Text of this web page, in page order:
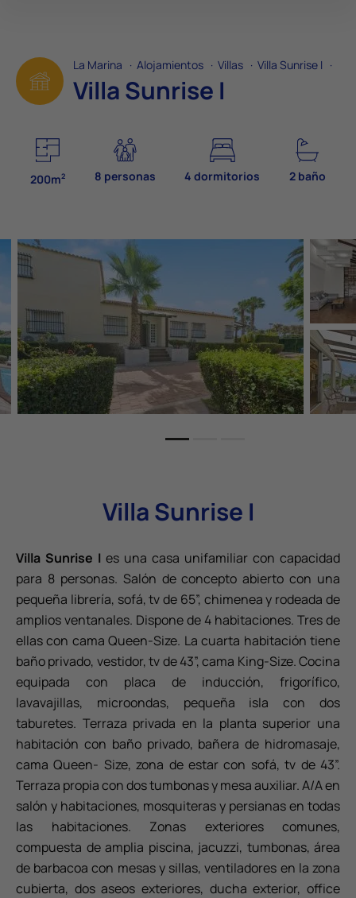
La Marina · Alojamientos · Villas · Villa Sunrise I ·
Villa Sunrise I
200m2 8 personas 4 dormitorios 2 baño
Villa Sunrise I
Villa Sunrise I es una casa unifamiliar con capacidad
para 8 personas. Salón de concepto abierto con una
pequeña librería, sofá, tv de 65”, chimenea y rodeada de
amplios ventanales. Dispone de 4 habitaciones. Tres de
ellas con cama Queen-Size. La cuarta habitación tiene
baño privado, vestidor, tv de 43”, cama King-Size. Cocina
equipada con placa de inducción, frigorífico,
lavavajillas, microondas, pequeña isla con dos
taburetes. Terraza privada en la planta superior una
habitación con baño privado, bañera de hidromasaje,
cama Queen- Size, zona de estar con sofá, tv de 43”.
Terraza propia con dos tumbonas y mesa auxiliar. A/A en
salón y habitaciones, mosquiteras y persianas en todas
las habitaciones. Zonas exteriores comunes,
compuesta de amplia piscina, jacuzzi, tumbonas, área
de barbacoa con mesas y sillas, ventiladores en la zona
cubierta, dos aseos exteriores, ducha exterior, office